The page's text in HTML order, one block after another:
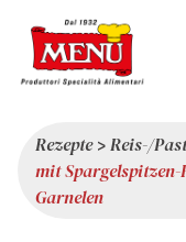
KATALOG
SERVICES
NEUHEITEN
PRÄMIEN
ÜBER UNS
QUALITÄT
Rezepte>Reis-/
mit
Garnelen